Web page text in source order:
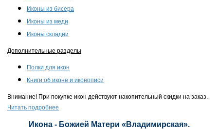
Иконы из бисера
Иконы из меди
Иконы складни
Дополнительные разделы
Полки для икон
Книги об иконе и иконописи
Внимание! При покупке икон действуют накопительный скидки на заказ.
Читать подробнее
Икона - Божией Матери «Владимирская».